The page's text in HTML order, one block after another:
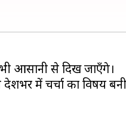
आसानी से दिख जाएँगे।
में चर्चा का विषय